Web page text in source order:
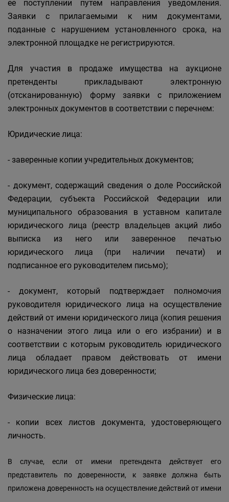
ее поступлении путем направления уведомления.
Заявки с прилагаемыми к ним документами,
поданные с нарушением установленного срока, на
электронной площадке не регистрируются.
Для участия в продаже имущества на аукционе
претенденты прикладывают электронную
(отсканированную) форму заявки с приложением
электронных документов в соответствии с перечнем:
Юридические лица:
- заверенные копии учредительных документов;
- документ, содержащий сведения о доле Российской
Федерации, субъекта Российской Федерации или
муниципального образования в уставном капитале
юридического лица (реестр владельцев акций либо
выписка из него или заверенное печатью
юридического лица (при наличии печати) и
подписанное его руководителем письмо);
- документ, который подтверждает полномочия
руководителя юридического лица на осуществление
действий от имени юридического лица (копия решения
о назначении этого лица или о его избрании) и в
соответствии с которым руководитель юридического
лица обладает правом действовать от имени
юридического лица без доверенности;
Физические лица:
- копии всех листов документа, удостоверяющего
личность.
В случае, если от имени претендента действует его
представитель по доверенности, к заявке должна быть
приложена доверенность на осуществление действий от имени